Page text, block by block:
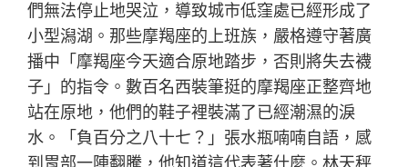
們無法停止地哭泣，導致城市低窪處已經形成了
小型潟湖。那些摩羯座的上班族，嚴格遵守著廣
播中「摩羯座今天適合原地踏步，否則將失去襪
子」的指令。數百名西裝筆挺的摩羯座正整齊地
站在原地，他們的鞋子裡裝滿了已經潮濕的淚
水。「負百分之八十七？」張水瓶喃喃自語，感